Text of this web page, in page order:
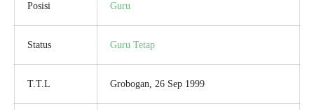
Posisi Guru
Status Guru Tetap
T.T.L Grobogan, 26 Sep 1999